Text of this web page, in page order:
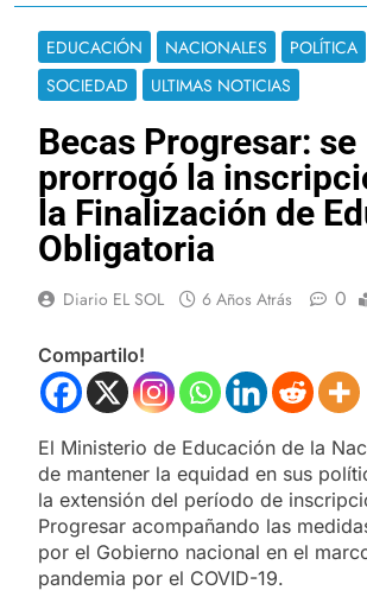
EDUCACIÓN NACIONALES POLÍTICA
SOCIEDAD
ULTIMAS NOTICIAS
Becas Progresar: se
prorrogó la
la Finalización de
Obligatoria
Diario EL SOL 6 Años Atrás 0
Compartilo!
El Ministerio de Educación de la
de mantener la equidad en sus
la extensión del período de
Progresar acompañando las
por el Gobierno nacional en el
pandemia por el COVID-19.